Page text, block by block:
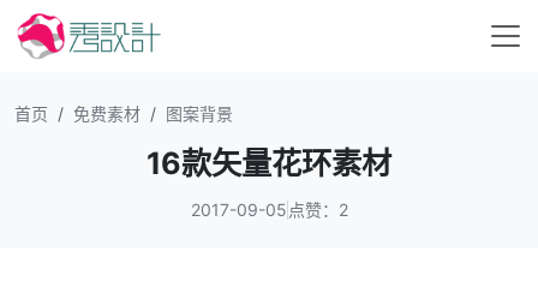
首页 免费素材 图案背景
16款矢量花环素材
2017-09-05 点赞：2